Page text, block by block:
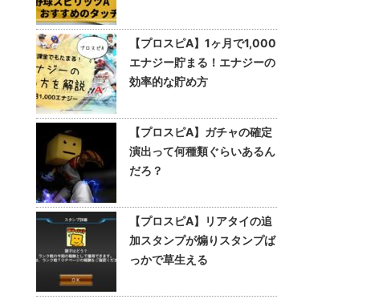
【プロスピA】1ヶ月で1,000
エナジー貯まる！エナジーの
効率的な貯め方
【プロスピA】ガチャの確定
演出って何種類ぐらいあるん
だろ？
【プロスピA】リアタイの追
加スタンプが煽りスタンプば
っかで草生える